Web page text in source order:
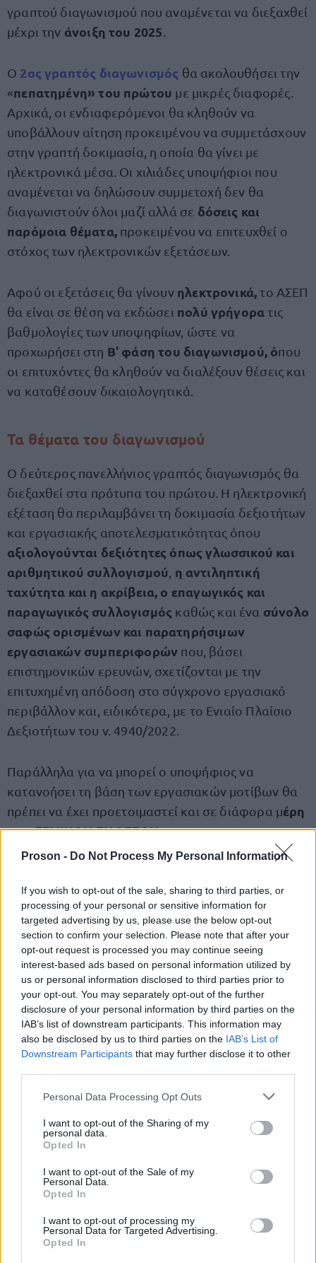
Proson - Do Not Process My Personal Information
If you wish to opt-out of the sale, sharing to third parties, or
processing of your personal or sensitive information for
targeted advertising by us, please use the below opt-out
section to confirm your selection. Please note that after your
opt-out request is processed you may continue seeing
interest-based ads based on personal information utilized by
us or personal information disclosed to third parties prior to
your opt-out. You may separately opt-out of the further
disclosure of your personal information by third parties on the
IAB’s list of downstream participants. This information may
also be disclosed by us to third parties on the IAB’s List of
Downstream Participants that may further disclose it to other
Please note that this website/app uses one or more Google
not limited to your visit or usage behaviour. You may click to
grant or deny consent to Google and its third-party tags to
use your data for below specified purposes in below Google
consent section.
Personal Data Processing Opt Outs
I want to opt-out of the Sharing of my
personal data.
Opted In
I want to opt-out of the Sale of my
Personal Data.
Opted In
I want to opt-out of processing my
Personal Data for Targeted Advertising.
Opted In
γραπτού διαγωνισμού που αναμένεται να διεξαχθεί
μέχρι την άνοιξη του 2025
Ο 2ος γραπτός διαγωνισμός θα ακολουθήσει την
«πεπατημένη» του πρώτου με μικρές διαφορές.
Αρχικά, οι ενδιαφερόμενοι θα κληθούν να
υποβάλλουν αίτηση προκειμένου να συμμετάσχουν
στην γραπτή δοκιμασία, η οποία θα γίνει με
ηλεκτρονικά μέσα. Οι χιλιάδες υποψήφιοι που
αναμένεται να δηλώσουν συμμετοχή δεν θα
διαγωνιστούν όλοι μαζί αλλά σε δόσεις και
παρόμοια θέματα,προκειμένου να επιτευχθεί ο
στόχος των ηλεκτρονικών εξετάσεων.
Αφού οι εξετάσεις θα γίνουν ηλεκτρονικά,το ΑΣΕΠ
θα είναι σε θέση να εκδώσει πολύ γρήγορατις
βαθμολογίες των υποψηφίων, ώστε να
προχωρήσει στη Β' φάση του διαγωνισμού, όπου
οι επιτυχόντες θα κληθούν να διαλέξουν θέσεις και
να καταθέσουν δικαιολογητικά.
Τα θέματα του διαγωνισμού
Ο δεύτερος πανελλήνιος γραπτός διαγωνισμός θα
διεξαχθεί στα πρότυπα του πρώτου. Η ηλεκτρονική
εξέταση θα περιλαμβάνει τη δοκιμασία δεξιοτήτων
και εργασιακής αποτελεσματικότητας όπου
αξιολογούνται δεξιότητες όπως γλωσσικού και
αριθμητικού συλλογισμού η αντιληπτική
ταχύτητα και η ακρίβεια, o επαγωγικός και
παραγωγικός συλλογισμός καθώς και ένα σύνολο
σαφώς ορισμένων και παρατηρήσιμων
εργασιακών συμπεριφορών που, βάσει
επιστημονικών ερευνών, σχετίζονται με την
επιτυχημένη απόδοση στο σύγχρονο εργασιακό
περιβάλλον και, ειδικότερα, με το Ενιαίο Πλαίσιο
Δεξιοτήτων του ν. 4940/2022.
Παράλληλα για να μπορεί ο υποψήφιος να
κατανοήσει τη βάση των εργασιακών μοτίβων θα
πρέπει να έχει προετοιμαστεί και σε διάφορα μέρη
των ΓΕΝΙΚΩΝ ΓΝΩΣΕΩΝ
εδώ
Πιο αναλυτικά, η γραπτή εξέταση θα
πραγματοποιηθείμέσω προσαρμοστικών τεστ
(Computerized Adaptive Testing – CAT)που θα
περιλαμβάνουν ερωτήσεις πολλαπλών επιλογών
και / ή άλλου είδους κλειστού τύπου ερωτήσεων
και για την τρίτη ενότητα περιλαμβάνει ερωτήσεις
πολλαπλών επιλογών που θα αφορούν
περιλαμβάνει τις παρακάτω τρεις ενότητες
δοκιμασιών (τεστ):
Γλωσσικός και Παραγωγικός Συλλογισμός
Μαθηματικός και Επαγωγικός Συλλογισμός